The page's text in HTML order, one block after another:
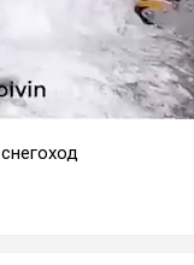
снегоход